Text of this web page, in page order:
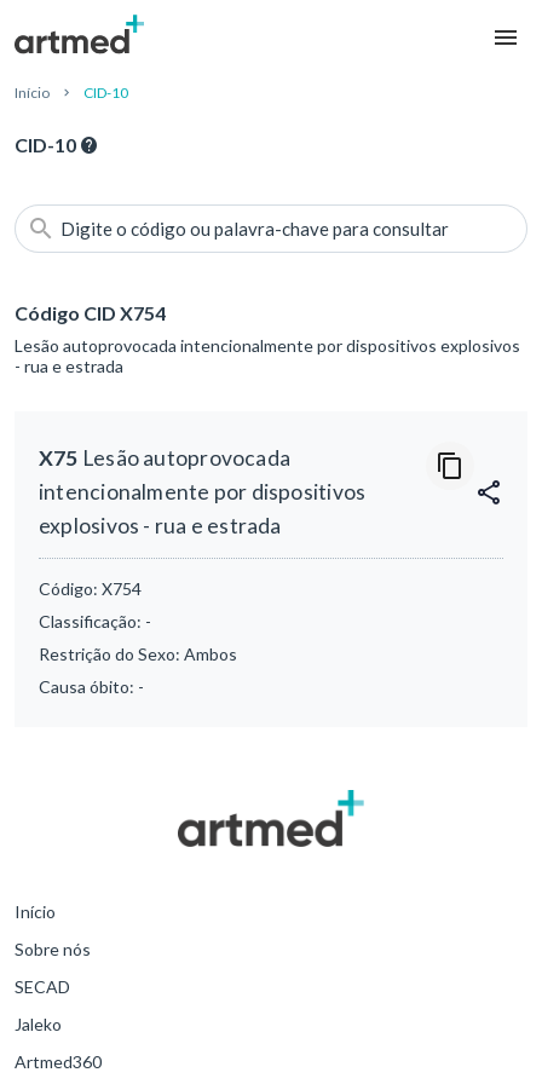
Início CID-10
CID-10
Digite o código ou palavra-chave para consultar
Código CID X754
Lesão autoprovocada intencionalmente por dispositivos explosivos
- rua e estrada
X75 Lesão autoprovocada
intencionalmente por dispositivos
explosivos - rua e estrada
Código: X754
Classificação: -
Restrição do Sexo: Ambos
Causa óbito: -
Início
Sobre nós
SECAD
Jaleko
Artmed360